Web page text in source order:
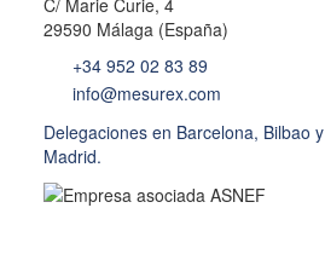
C/ Marie Curie, 4
29590 Málaga (España)
+34 952 02 83 89
info@mesurex.com
Delegaciones en Barcelona, Bilbao y
Madrid.